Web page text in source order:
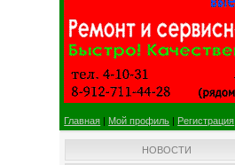
Главная | Мой профиль | Регистрация
НОВОСТИ